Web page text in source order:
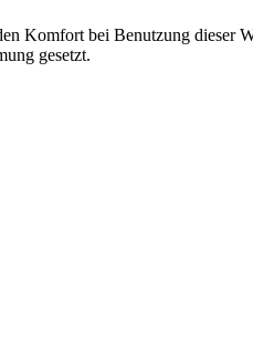
Komfort bei Benutzung dieser
gesetzt.